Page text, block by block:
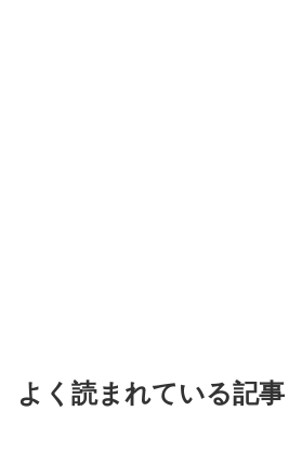
よく読まれている記事